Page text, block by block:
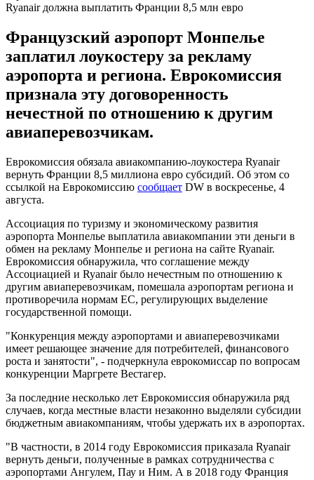
Ryanair должна выплатить Франции 8,5 млн евро
Французский аэропорт Монпелье
заплатил лоукостеру за рекламу
аэропорта и региона. Еврокомиссия
признала эту договоренность
нечестной по отношению к другим
авиаперевозчикам.
Еврокомиссия обязала авиакомпанию-лоукостера Ryanair
вернуть Франции 8,5 миллиона евро субсидий. Об этом со
ссылкой на Еврокомиссию сообщает DW в воскресенье, 4
августа.
Ассоциация по туризму и экономическому развития
аэропорта Монпелье выплатила авиакомпании эти деньги в
обмен на рекламу Монпелье и региона на сайте Ryanair.
Еврокомиссия обнаружила, что соглашение между
Ассоциацией и Ryanair было нечестным по отношению к
другим авиаперевозчикам, помешала аэропортам региона и
противоречила нормам ЕС, регулирующих выделение
государственной помощи.
"Конкуренция между аэропортами и авиаперевозчиками
имеет решающее значение для потребителей, финансового
роста и занятости", - подчеркнула еврокомиссар по вопросам
конкуренции Маргрете Вестагер.
За последние несколько лет Еврокомиссия обнаружила ряд
случаев, когда местные власти незаконно выделяли субсидии
бюджетным авиакомпаниям, чтобы удержать их в аэропортах.
"В частности, в 2014 году Еврокомиссия приказала Ryanair
вернуть деньги, полученные в рамках сотрудничества с
аэропортами Ангулем, Пау и Ним. А в 2018 году Франция